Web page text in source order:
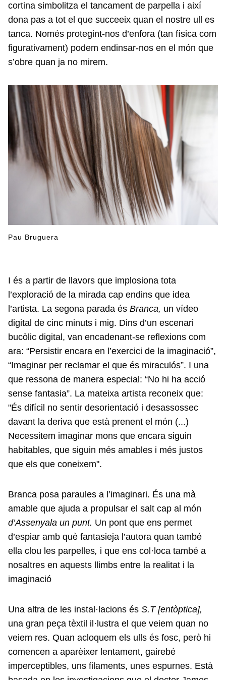
cortina simbolitza el tancament de parpella i així
dona pas a tot el que succeeix quan el nostre ull es
tanca. Només protegint-nos d’enfora (tan física com
figurativament) podem endinsar-nos en el món que
s’obre quan ja no mirem.
Pau Bruguera
I és a partir de llavors que implosiona tota
l’exploració de la mirada cap endins que idea
l’artista. La segona parada és Branca, un vídeo
digital de cinc minuts i mig. Dins d’un escenari
bucòlic digital, van encadenant-se reflexions com
ara: “Persistir encara en l’exercici de la imaginació”,
“Imaginar per reclamar el que és miraculós”. I una
que ressona de manera especial: “No hi ha acció
sense fantasia”. La mateixa artista reconeix que:
"És difícil no sentir desorientació i desassossec
davant la deriva que està prenent el món (...)
Necessitem imaginar mons que encara siguin
habitables, que siguin més amables i més justos
que els que coneixem".
Branca posa paraules a l’imaginari. És una mà
amable que ajuda a propulsar el salt cap al món
d’Assenyala un punt. Un pont que ens permet
d’espiar amb què fantasieja l’autora quan també
ella clou les parpelles, i que ens col·loca també a
nosaltres en aquests llimbs entre la realitat i la
imaginació
Una altra de les instal·lacions és S.T [entòptica],
una gran peça tèxtil il·lustra el que veiem quan no
veiem res. Quan acloquem els ulls és fosc, però hi
comencen a aparèixer lentament, gairebé
imperceptibles, uns filaments, unes espurnes. Està